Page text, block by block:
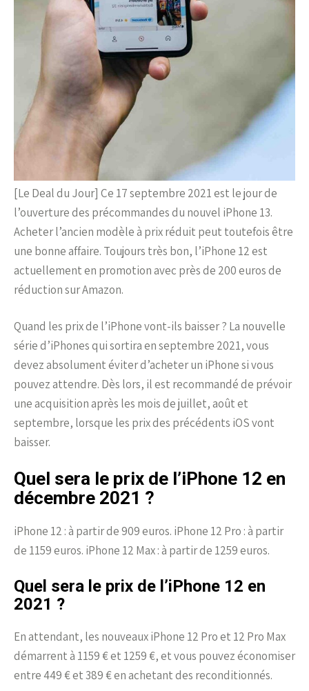
[Le Deal du Jour] Ce 17 septembre 2021 est le jour de
l’ouverture des précommandes du nouvel iPhone 13.
Acheter l’ancien modèle à prix réduit peut toutefois être
une bonne affaire. Toujours très bon, l’iPhone 12 est
actuellement en promotion avec près de 200 euros de
réduction sur Amazon.
Quand les prix de l’iPhone vont-ils baisser ? La nouvelle
série d’iPhones qui sortira en septembre 2021, vous
devez absolument éviter d’acheter un iPhone si vous
pouvez attendre. Dès lors, il est recommandé de prévoir
une acquisition après les mois de juillet, août et
septembre, lorsque les prix des précédents iOS vont
baisser.
Quel sera le prix de l’iPhone 12 en
décembre 2021 ?
iPhone 12 : à partir de 909 euros. iPhone 12 Pro : à partir
de 1159 euros. iPhone 12 Max : à partir de 1259 euros.
Quel sera le prix de l’iPhone 12 en
2021 ?
En attendant, les nouveaux iPhone 12 Pro et 12 Pro Max
démarrent à 1159 € et 1259 €, et vous pouvez économiser
entre 449 € et 389 € en achetant des reconditionnés.